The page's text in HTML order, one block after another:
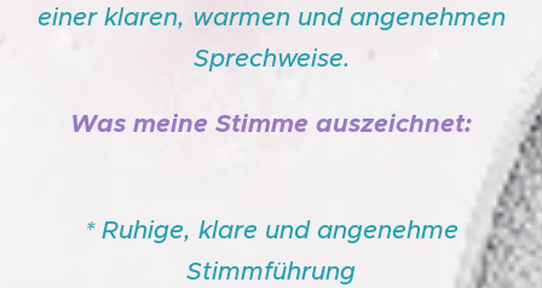
einer klaren, warmen und angenehmen
Sprechweise.
Was meine Stimme auszeichnet:
* Ruhige, klare und angenehme
Stimmführung